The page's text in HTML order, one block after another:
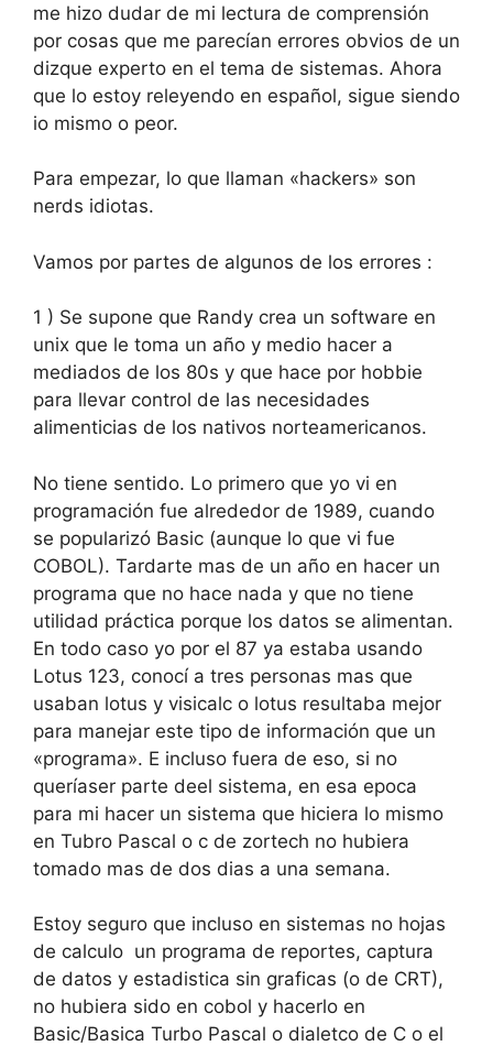
me hizo dudar de mi lectura de comprensión
por cosas que me parecían errores obvios de un
dizque experto en el tema de sistemas. Ahora
que lo estoy releyendo en español, sigue siendo
io mismo o peor.
Para empezar, lo que llaman «hackers» son
nerds idiotas.
Vamos por partes de algunos de los errores :
1 ) Se supone que Randy crea un software en
unix que le toma un año y medio hacer a
mediados de los 80s y que hace por hobbie
para llevar control de las necesidades
alimenticias de los nativos norteamericanos.
No tiene sentido. Lo primero que yo vi en
programación fue alrededor de 1989, cuando
se popularizó Basic (aunque lo que vi fue
COBOL). Tardarte mas de un año en hacer un
programa que no hace nada y que no tiene
utilidad práctica porque los datos se alimentan.
En todo caso yo por el 87 ya estaba usando
Lotus 123, conocí a tres personas mas que
usaban lotus y visicalc o lotus resultaba mejor
para manejar este tipo de información que un
«programa». E incluso fuera de eso, si no
queríaser parte deel sistema, en esa epoca
para mi hacer un sistema que hiciera lo mismo
en Tubro Pascal o c de zortech no hubiera
tomado mas de dos dias a una semana.
Estoy seguro que incluso en sistemas no hojas
de calculo un programa de reportes, captura
de datos y estadistica sin graficas (o de CRT),
no hubiera sido en cobol y hacerlo en
Basic/Basica Turbo Pascal o dialetco de C o el